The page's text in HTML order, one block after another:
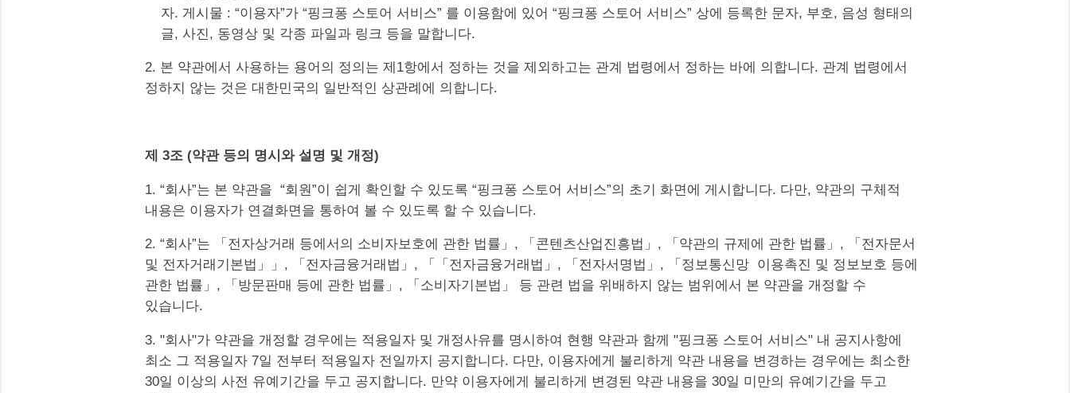
자. 게시물 : “이용자”가 “핑크퐁 스토어 서비스” 를 이용함에 있어 “핑크퐁 스토어 서비스” 상에 등록한 문자, 부호, 음성 형태의
글, 사진, 동영상 및 각종 파일과 링크 등을 말합니다.
2. 본 약관에서 사용하는 용어의 정의는 제1항에서 정하는 것을 제외하고는 관계 법령에서 정하는 바에 의합니다. 관계 법령에서
정하지 않는 것은 대한민국의 일반적인 상관례에 의합니다.
제 3조 (약관 등의 명시와 설명 및 개정)
1. “회사”는 본 약관을 “회원”이 쉽게 확인할 수 있도록 “핑크퐁 스토어 서비스”의 초기 화면에 게시합니다. 다만, 약관의 구체적
내용은 이용자가 연결화면을 통하여 볼 수 있도록 할 수 있습니다.
2. “회사”는 「전자상거래 등에서의 소비자보호에 관한 법률」, 「콘텐츠산업진흥법」, 「약관의 규제에 관한 법률」, 「전자문서
및 전자거래기본법」」, 「전자금융거래법」, 「「전자금융거래법」, 「전자서명법」, 「정보통신망 이용촉진 및 정보보호 등에
관한 법률」, 「방문판매 등에 관한 법률」, 「소비자기본법」 등 관련 법을 위배하지 않는 범위에서 본 약관을 개정할 수
있습니다.
3. "회사"가 약관을 개정할 경우에는 적용일자 및 개정사유를 명시하여 현행 약관과 함께 "핑크퐁 스토어 서비스" 내 공지사항에
최소 그 적용일자 7일 전부터 적용일자 전일까지 공지합니다. 다만, 이용자에게 불리하게 약관 내용을 변경하는 경우에는 최소한
30일 이상의 사전 유예기간을 두고 공지합니다. 만약 이용자에게 불리하게 변경된 약관 내용을 30일 미만의 유예기간을 두고